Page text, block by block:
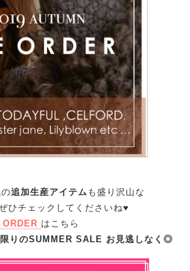
追加生産アイテム も盛り沢山な
ひチェックしてくださいね♥
はこちら
りのSUMMER SALE お見逃しなく◎